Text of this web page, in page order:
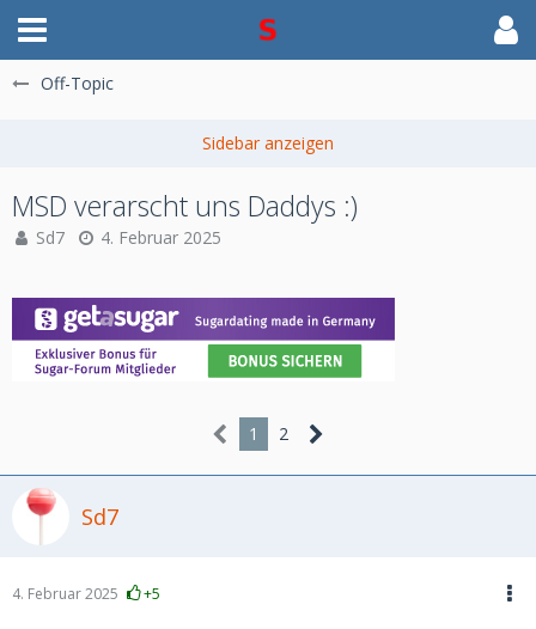
Off-Topic
MSD verarscht uns Daddys :)
Sd7 4. Februar 2025
1 2
Sd7
4. Februar 2025 +5